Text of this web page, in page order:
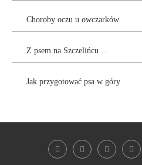
Choroby oczu u owczarków
Z psem na Szczelińcu…
Jak przygotować psa w góry